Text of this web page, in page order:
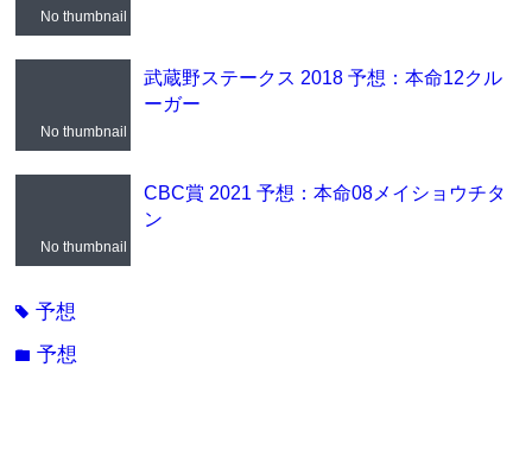
No thumbnail
No thumbnail
武蔵野ステークス 2018 予想：本命12クル
ーガー
No thumbnail
CBC賞 2021 予想：本命08メイショウチタ
ン
tag予想
folder予想